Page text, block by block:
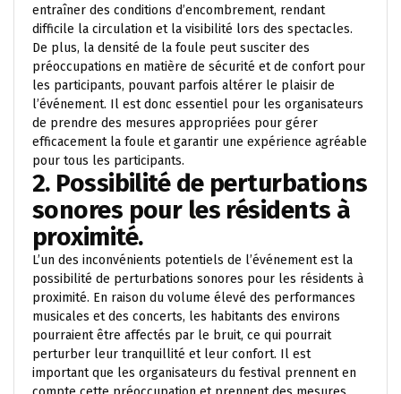
entraîner des conditions d’encombrement, rendant
difficile la circulation et la visibilité lors des spectacles.
De plus, la densité de la foule peut susciter des
préoccupations en matière de sécurité et de confort pour
les participants, pouvant parfois altérer le plaisir de
l’événement. Il est donc essentiel pour les organisateurs
de prendre des mesures appropriées pour gérer
efficacement la foule et garantir une expérience agréable
pour tous les participants.
2. Possibilité de perturbations
sonores pour les résidents à
proximité.
L’un des inconvénients potentiels de l’événement est la
possibilité de perturbations sonores pour les résidents à
proximité. En raison du volume élevé des performances
musicales et des concerts, les habitants des environs
pourraient être affectés par le bruit, ce qui pourrait
perturber leur tranquillité et leur confort. Il est
important que les organisateurs du festival prennent en